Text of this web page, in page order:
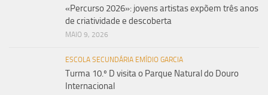
«Percurso 2026»: jovens artistas expõem três anos
de criatividade e descoberta
MAIO 9, 2026
ESCOLA SECUNDÁRIA EMÍDIO GARCIA
Turma 10.º D visita o Parque Natural do Douro
Internacional